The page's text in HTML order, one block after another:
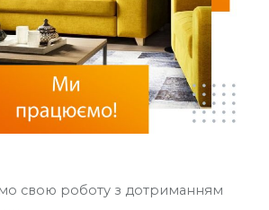
свою роботу з дотриманням